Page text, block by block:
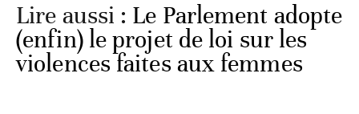
Lire aussi : Le Parlement adopte
(enfin) le projet de loi sur les
violences faites aux femmes